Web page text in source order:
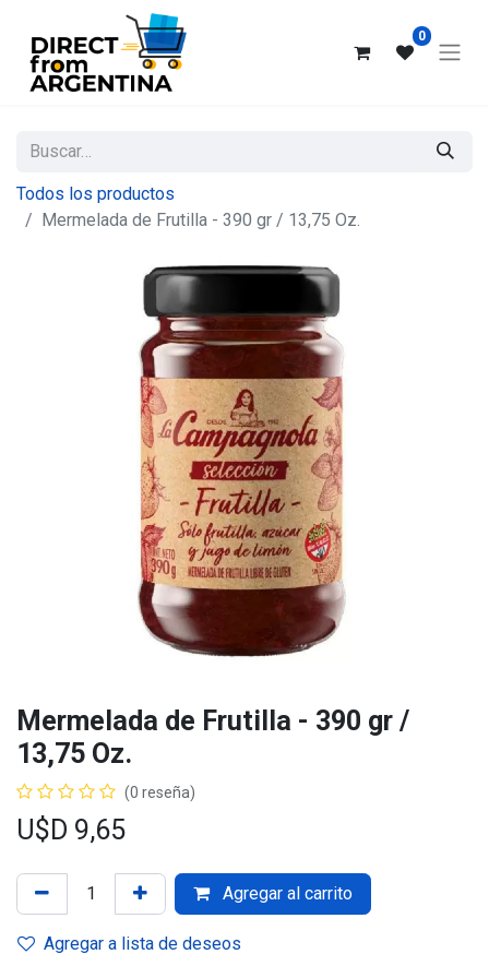
0
Todos los productos
Mermelada de Frutilla - 390 gr / 13,75 Oz.
Mermelada de Frutilla - 390 gr /
13,75 Oz.
(0 reseña)
U$D 9,65
Agregar al carrito
Agregar a lista de deseos